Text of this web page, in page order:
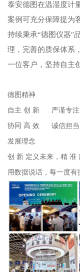
泰安德图在温湿度计
案例可充分保障提为
持续秉承“德图仪器"
理，完善的质保体系
一位客户，坚持自主
德图精神
自主 创 新 严谨专注
协同 高 效 诚信担当
发展理念
创 新 定义未来，精 准
用数据说话，每一度有